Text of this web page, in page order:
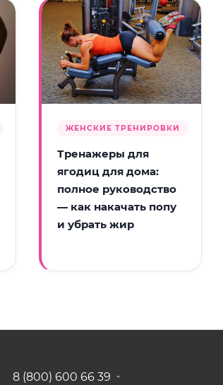
ЖЕНСКИЕ ТРЕНИРОВКИ
Тренажеры для
ягодиц для дома:
полное руководство
— как накачать попу
и убрать жир
8 (800) 600 66 39